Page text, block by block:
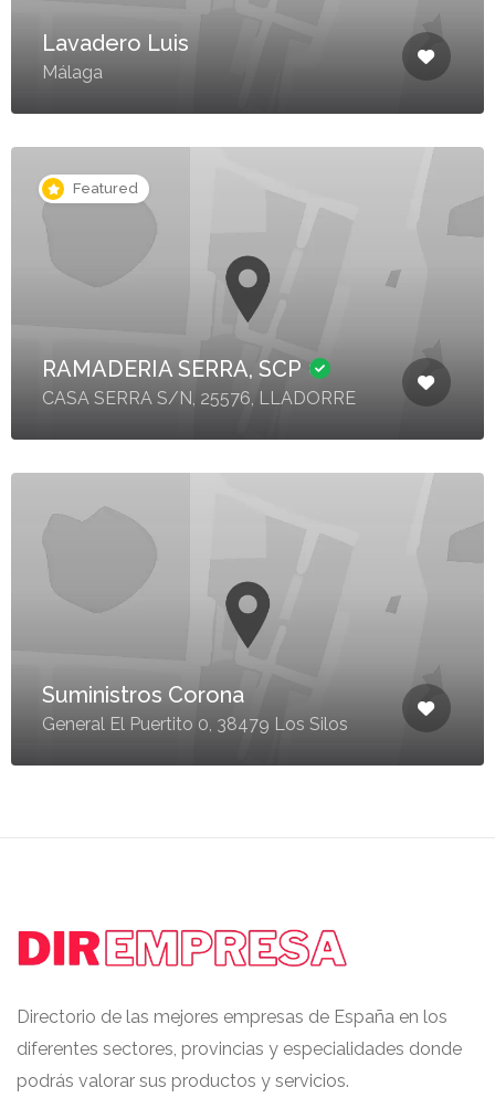
Lavadero Luis
Málaga
Featured
RAMADERIA SERRA, SCP
CASA SERRA S/N, 25576, LLADORRE
Suministros Corona
General El Puertito 0, 38479 Los Silos
Directorio de las mejores empresas de España en los
diferentes sectores, provincias y especialidades donde
podrás valorar sus productos y servicios.